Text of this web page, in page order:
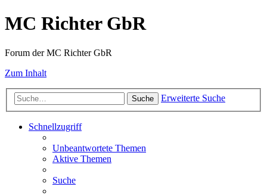
MC Richter GbR
Forum der MC Richter GbR
Zum Inhalt
Suche Erweiterte Suche
Schnellzugriff
Unbeantwortete Themen
Aktive Themen
Suche